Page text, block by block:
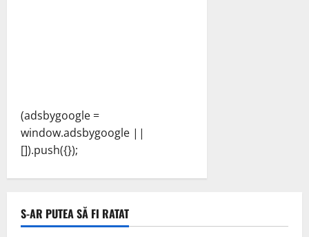
(adsbygoogle =
window.adsbygoogle ||
[]).push({});
S-AR PUTEA SĂ FI RATAT